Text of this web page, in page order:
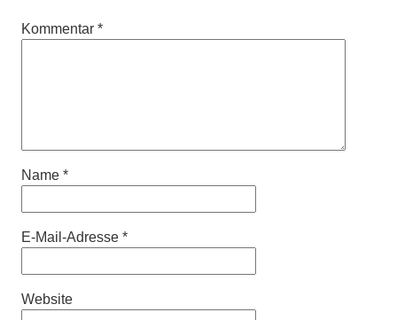
Kommentar *
Name *
E-Mail-Adresse *
Website